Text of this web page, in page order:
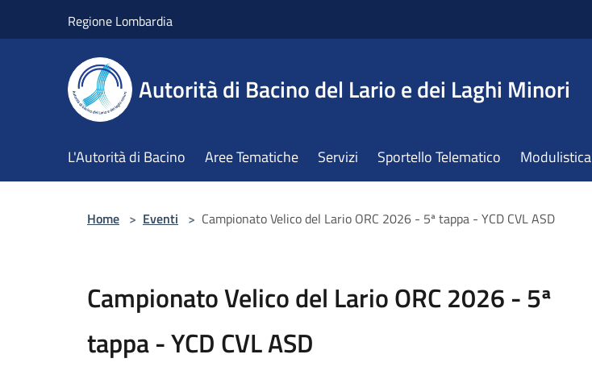
Regione Lombardia
Autorità di Bacino del Lario e dei Laghi Minori
L'Autorità di Bacino Aree Tematiche Servizi Sportello Telematico Modulistica
Home > Eventi > Campionato Velico del Lario ORC 2026 - 5ª tappa - YCD CVL ASD
Campionato Velico del Lario ORC 2026 - 5ª
tappa - YCD CVL ASD